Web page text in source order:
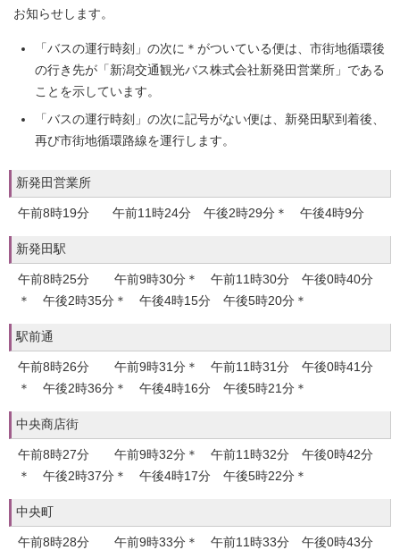
お知らせします。
「バスの運行時刻」の次に＊がついている便は、市街地循環後
の行き先が「新潟交通観光バス株式会社新発田営業所」である
ことを示しています。
「バスの運行時刻」の次に記号がない便は、新発田駅到着後、
再び市街地循環路線を運行します。
新発田営業所
午前8時19分 午前11時24分 午後2時29分＊ 午後4時9分
新発田駅
午前8時25分 午前9時30分＊ 午前11時30分 午後0時40分
＊ 午後2時35分＊ 午後4時15分 午後5時20分＊
駅前通
午前8時26分 午前9時31分＊ 午前11時31分 午後0時41分
＊ 午後2時36分＊ 午後4時16分 午後5時21分＊
中央商店街
午前8時27分 午前9時32分＊ 午前11時32分 午後0時42分
＊ 午後2時37分＊ 午後4時17分 午後5時22分＊
中央町
午前8時28分 午前9時33分＊ 午前11時33分 午後0時43分